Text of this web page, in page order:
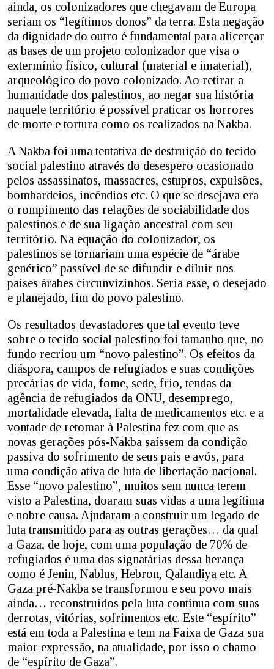
ainda, os colonizadores que chegavam de Europa
seriam os “legítimos donos” da terra. Esta negação
da dignidade do outro é fundamental para alicerçar
as bases de um projeto colonizador que visa o
extermínio físico, cultural (material e imaterial),
arqueológico do povo colonizado. Ao retirar a
humanidade dos palestinos, ao negar sua história
naquele território é possível praticar os horrores
de morte e tortura como os realizados na Nakba.
A Nakba foi uma tentativa de destruição do tecido
social palestino através do desespero ocasionado
pelos assassinatos, massacres, estupros, expulsões,
bombardeios, incêndios etc. O que se desejava era
o rompimento das relações de sociabilidade dos
palestinos e de sua ligação ancestral com seu
território. Na equação do colonizador, os
palestinos se tornariam uma espécie de “árabe
genérico” passível de se difundir e diluir nos
países árabes circunvizinhos. Seria esse, o desejado
e planejado, fim do povo palestino.
Os resultados devastadores que tal evento teve
sobre o tecido social palestino foi tamanho que, no
fundo recriou um “novo palestino”. Os efeitos da
diáspora, campos de refugiados e suas condições
precárias de vida, fome, sede, frio, tendas da
agência de refugiados da ONU, desemprego,
mortalidade elevada, falta de medicamentos etc. e a
vontade de retomar à Palestina fez com que as
novas gerações pós-Nakba saíssem da condição
passiva do sofrimento de seus pais e avós, para
uma condição ativa de luta de libertação nacional.
Esse “novo palestino”, muitos sem nunca terem
visto a Palestina, doaram suas vidas a uma legítima
e nobre causa. Ajudaram a construir um legado de
luta transmitido para as outras gerações… da qual
a Gaza, de hoje, com uma população de 70% de
refugiados é uma das signatárias dessa herança
como é Jenin, Nablus, Hebron, Qalandiya etc. A
Gaza pré-Nakba se transformou e seu povo mais
ainda… reconstruídos pela luta contínua com suas
derrotas, vitórias, sofrimentos etc. Este “espírito”
está em toda a Palestina e tem na Faixa de Gaza sua
maior expressão, na atualidade, por isso o chamo
de “espírito de Gaza”.